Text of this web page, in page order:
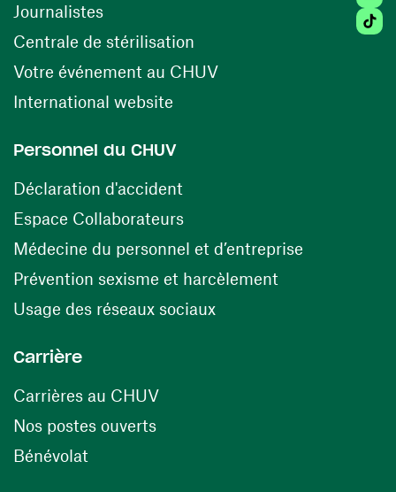
Journalistes
Centrale de stérilisation (ouvre une nouvelle
Votre événement au CHUV(ouvre une nouvelle
International website
Personnel du CHUV
Déclaration d'accident
Espace Collaborateurs(ouvre une nouvelle fenêtre)
Médecine du personnel et d’entreprise
Prévention sexisme et harcèlement
Usage des réseaux sociaux(ouvre une nouvelle
Carrière
Carrières au CHUV(ouvre une nouvelle fenêtre)
Nos postes ouverts(ouvre une nouvelle fenêtre)
Bénévolat